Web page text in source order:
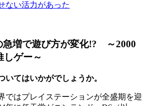
ない活力があった
急増で遊び方が変化!? ～2000
しゲー～
てはいかがでしょうか。
はプレイステーションが全盛期を迎